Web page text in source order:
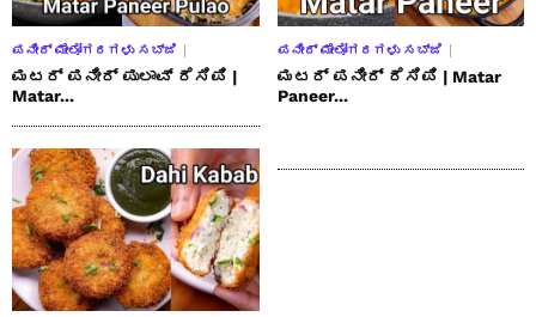
ಪನೀರ್ ಮೇಲೋಗರಗಳು ಸಬ್ಜಿ
ಮಟರ್ ಪನೀರ್ ಪುಲಾವ್ ರೆಸಿಪಿ |
Matar...
ಪನೀರ್ ಮೇಲೋಗರಗಳು ಸಬ್ಜಿ
ಮಟರ್ ಪನೀರ್ ರೆಸಿಪಿ | Matar
Paneer...